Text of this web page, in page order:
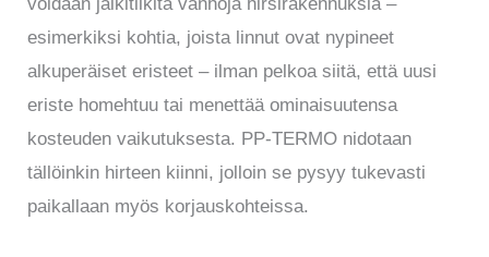
esimerkiksi kohtia, joista linnut ovat nypineet
alkuperäiset eristeet – ilman pelkoa siitä, että uusi
eriste homehtuu tai menettää ominaisuutensa
kosteuden vaikutuksesta. PP-TERMO nidotaan
tällöinkin hirteen kiinni, jolloin se pysyy tukevasti
paikallaan myös korjauskohteissa.